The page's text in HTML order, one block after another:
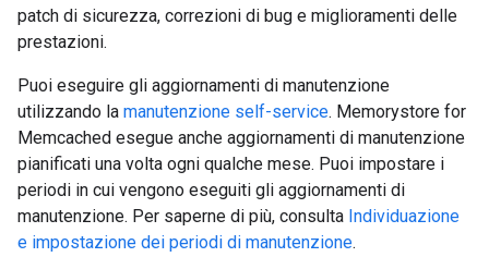
patch di sicurezza, correzioni di bug e miglioramenti delle
prestazioni.
Puoi eseguire gli aggiornamenti di manutenzione
utilizzando la manutenzione self-service. Memorystore for
Memcached esegue anche aggiornamenti di manutenzione
pianificati una volta ogni qualche mese. Puoi impostare i
periodi in cui vengono eseguiti gli aggiornamenti di
manutenzione. Per saperne di più, consulta Individuazione
e impostazione dei periodi di manutenzione.